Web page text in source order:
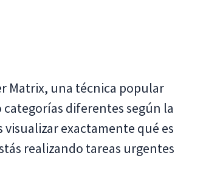
Matrix, una técnica popular
diferentes según la
exactamente qué es
realizando tareas urgentes